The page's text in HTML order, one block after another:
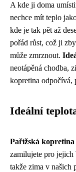
A kde ji doma
nechce mít teplo
kde je tak pět až
pořád růst, což ji
může zmrznout.
neotápěná chodba,
kopretina odpočívá,
Ideální
Pařížská
zamilujete pro jejich
takže zima v našich